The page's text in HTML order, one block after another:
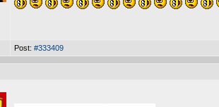
Post: #333409